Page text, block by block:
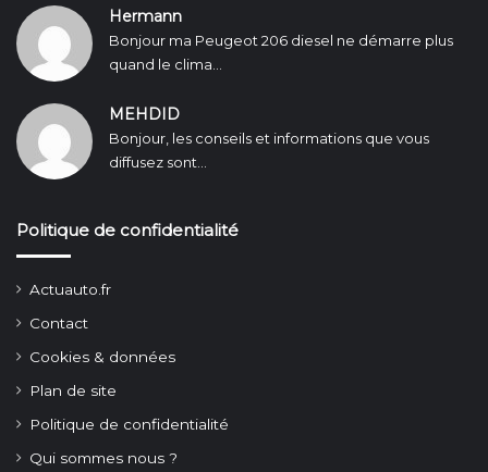
Hermann
Bonjour ma Peugeot 206 diesel ne démarre plus
quand le clima...
MEHDID
Bonjour, les conseils et informations que vous
diffusez sont...
Politique de confidentialité
Actuauto.fr
Contact
Cookies & données
Plan de site
Politique de confidentialité
Qui sommes nous ?